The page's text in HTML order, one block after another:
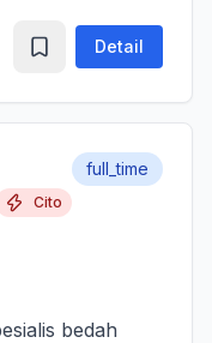
Detail
Cito
full_time
bedah